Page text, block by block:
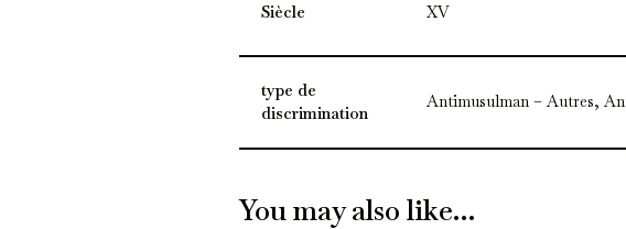
Siècle XV
type de
discrimination
Antimusulman – Autres,
You may also like…